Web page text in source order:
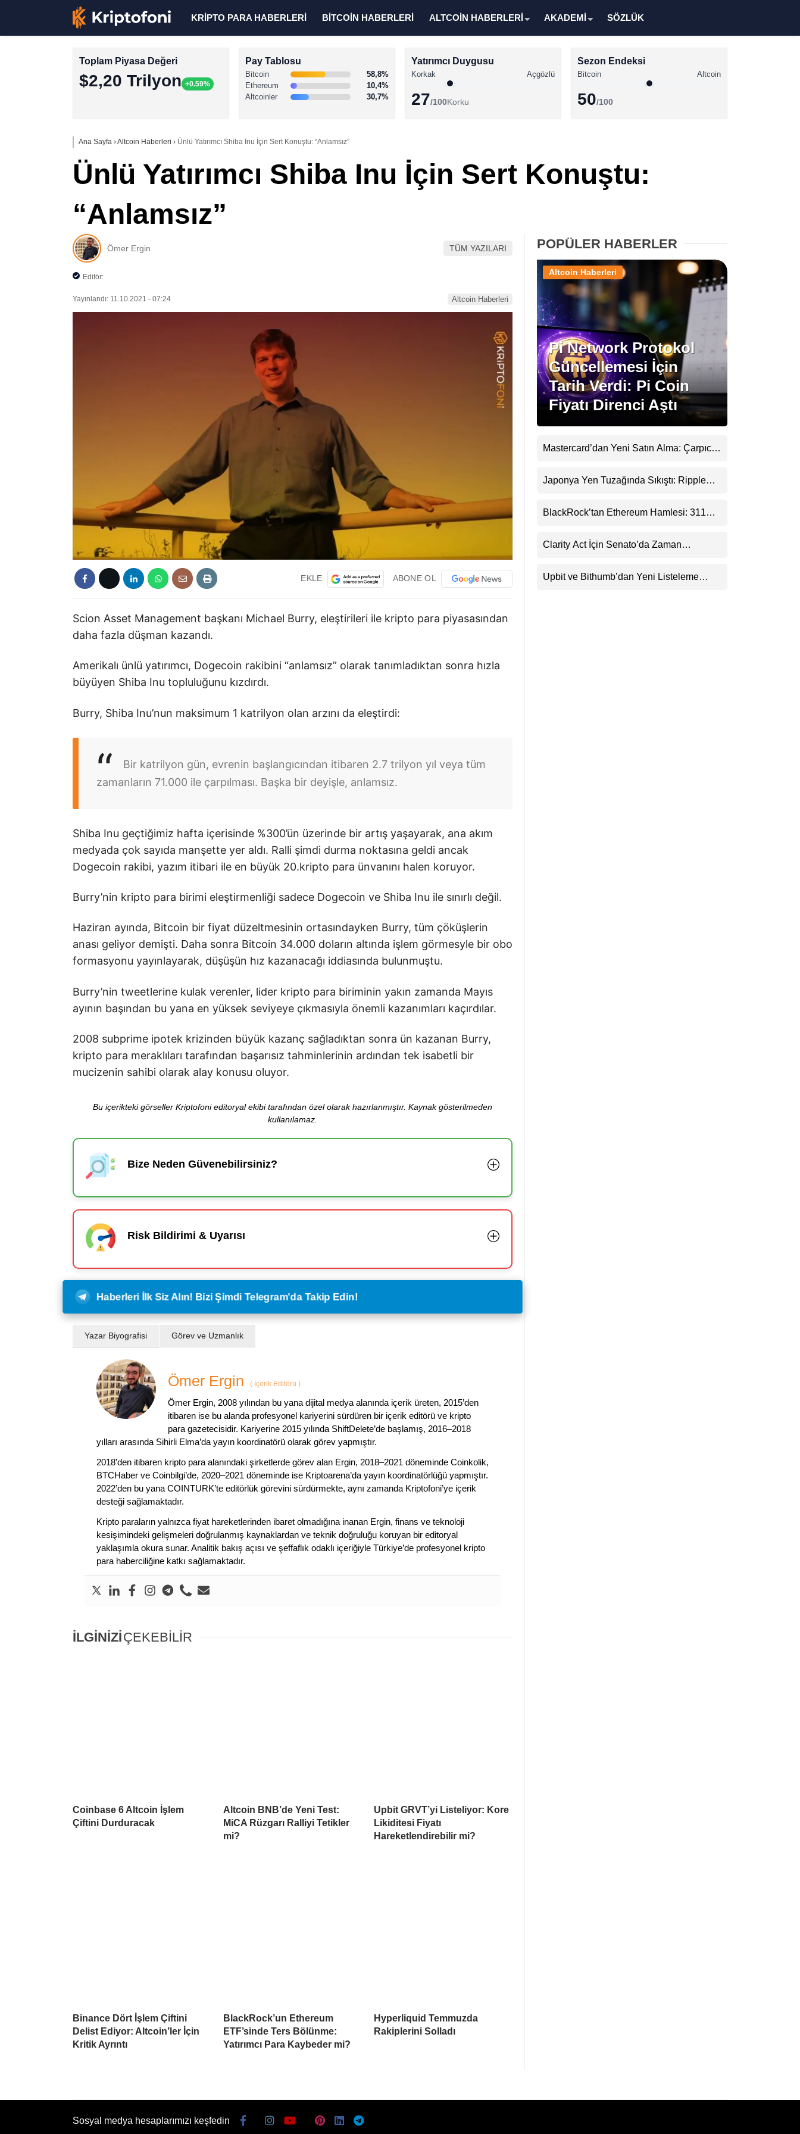
XRP Haberleri
Memecoin Haberleri
Stablecoin Haberleri
Facebook
Instagram
KRİPTO PARA HABERLERİ BİTCOİN HABERLERİ ALTCOİN HABERLERİ AKADEMİ SÖZLÜK
Toplam Piyasa Değeri
$2,20 Trilyon +0.59%
Pay Tablosu
Bitcoin
58,8%
Ethereum
10,4%
Altcoinler
30,7%
Yatırımcı Duygusu
Korkak Açgözlü
27/100Korku
Sezon Endeksi
Bitcoin Altcoin
50/100
Ana Sayfa ›Altcoin Haberleri › Ünlü Yatırımcı Shiba Inu İçin Sert Konuştu: “Anlamsız”
Ünlü Yatırımcı Shiba Inu İçin Sert Konuştu:
“Anlamsız”
Ömer Ergin TÜM YAZILARI
Editör:
Yayınlandı: 11.10.2021 - 07:24 Altcoin Haberleri
EKLE ABONE OL
Scion Asset Management başkanı Michael Burry, eleştirileri ile kripto para piyasasından
daha fazla düşman kazandı.
Amerikalı ünlü yatırımcı, Dogecoin rakibini “anlamsız” olarak tanımladıktan sonra hızla
büyüyen Shiba Inu topluluğunu kızdırdı.
Burry, Shiba Inu’nun maksimum 1 katrilyon olan arzını da eleştirdi:
Bir katrilyon gün, evrenin başlangıcından itibaren 2.7 trilyon yıl veya tüm
zamanların 71.000 ile çarpılması. Başka bir deyişle, anlamsız.
Shiba Inu geçtiğimiz hafta içerisinde %300’ün üzerinde bir artış yaşayarak, ana akım
medyada çok sayıda manşette yer aldı. Ralli şimdi durma noktasına geldi ancak
Dogecoin rakibi, yazım itibari ile en büyük 20.kripto para ünvanını halen koruyor.
Burry’nin kripto para birimi eleştirmenliği sadece Dogecoin ve Shiba Inu ile sınırlı değil.
Haziran ayında, Bitcoin bir fiyat düzeltmesinin ortasındayken Burry, tüm çöküşlerin
anası geliyor demişti. Daha sonra Bitcoin 34.000 doların altında işlem görmesyle bir obo
formasyonu yayınlayarak, düşüşün hız kazanacağı iddiasında bulunmuştu.
Burry’nin tweetlerine kulak verenler, lider kripto para biriminin yakın zamanda Mayıs
ayının başından bu yana en yüksek seviyeye çıkmasıyla önemli kazanımları kaçırdılar.
2008 subprime ipotek krizinden büyük kazanç sağladıktan sonra ün kazanan Burry,
kripto para meraklıları tarafından başarısız tahminlerinin ardından tek isabetli bir
mucizenin sahibi olarak alay konusu oluyor.
Bu içerikteki görseller Kriptofoni editoryal ekibi tarafından özel olarak hazırlanmıştır. Kaynak gösterilmeden
kullanılamaz.
Bize Neden Güvenebilirsiniz?
Risk Bildirimi & Uyarısı
Haberleri İlk Siz Alın! Bizi Şimdi Telegram'da Takip Edin!
Yazar Biyografisi Görev ve Uzmanlık
Ömer Ergin ( İçerik Editörü )
Ömer Ergin, 2008 yılından bu yana dijital medya alanında içerik üreten, 2015’den
itibaren ise bu alanda profesyonel kariyerini sürdüren bir içerik editörü ve kripto
para gazetecisidir. Kariyerine 2015 yılında ShiftDelete’de başlamış, 2016–2018
yılları arasında Sihirli Elma’da yayın koordinatörü olarak görev yapmıştır.
2018’den itibaren kripto para alanındaki şirketlerde görev alan Ergin, 2018–2021 döneminde Coinkolik,
BTCHaber ve Coinbilgi’de, 2020–2021 döneminde ise Kriptoarena’da yayın koordinatörlüğü yapmıştır.
2022’den bu yana COINTURK’te editörlük görevini sürdürmekte, aynı zamanda Kriptofoni’ye içerik
desteği sağlamaktadır.
Kripto paraların yalnızca fiyat hareketlerinden ibaret olmadığına inanan Ergin, finans ve teknoloji
kesişimindeki gelişmeleri doğrulanmış kaynaklardan ve teknik doğruluğu koruyan bir editoryal
yaklaşımla okura sunar. Analitik bakış açısı ve şeffaflık odaklı içeriğiyle Türkiye’de profesyonel kripto
para haberciliğine katkı sağlamaktadır.
İLGİNİZİÇEKEBİLİR
Coinbase 6 Altcoin İşlem
Çiftini Durduracak
Altcoin BNB’de Yeni Test:
MiCA Rüzgarı Ralliyi Tetikler
mi?
Upbit GRVT’yi Listeliyor: Kore
Likiditesi Fiyatı
Hareketlendirebilir mi?
Binance Dört İşlem Çiftini
Delist Ediyor: Altcoin’ler İçin
Kritik Ayrıntı
BlackRock’un Ethereum
ETF’sinde Ters Bölünme:
Yatırımcı Para Kaybeder mi?
Hyperliquid Temmuzda
Rakiplerini Solladı
POPÜLER HABERLER
Pi Network Protokol
Güncellemesi İçin
Tarih Verdi: Pi Coin
Fiyatı Direnci Aştı
Altcoin Haberleri
Mastercard’dan Yeni Satın Alma: Çarpıcı
Japonya Yen Tuzağında Sıkıştı: Ripple
BlackRock’tan Ethereum Hamlesi: 311
Clarity Act İçin Senato’da Zaman
Upbit ve Bithumb’dan Yeni Listeleme
Sosyal medya hesaplarımızı keşfedin